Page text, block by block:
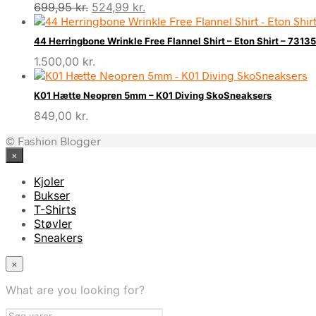
699,95kr. Den
oprindelige
pris
var:
699,95 kr..
524,99 kr.
aktuelle
pris
er:
44 Herringbone Wrinkle Free Flannel Shirt – Eton Shirt –
1.500,00 kr.
K01 Hætte Neopren 5mm – K01 Diving SkoSneaksers
849,00 kr.
© Fashion Blogger
×
Kjoler
Bukser
T-Shirts
Støvler
Sneakers
×
What are you looking for?